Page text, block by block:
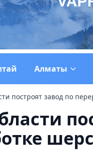
Алматы
построят завод по